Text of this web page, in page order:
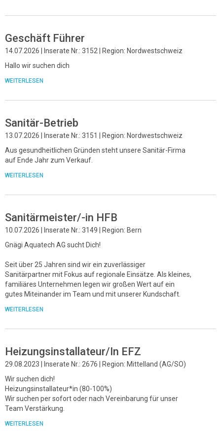
Geschäft Führer
14.07.2026 | Inserate Nr.: 3152 | Region: Nordwestschweiz
Hallo wir suchen dich
WEITERLESEN
Sanitär-Betrieb
13.07.2026 | Inserate Nr.: 3151 | Region: Nordwestschweiz
Aus gesundheitlichen Gründen steht unsere Sanitär-Firma
auf Ende Jahr zum Verkauf.
WEITERLESEN
Sanitärmeister/-in HFB
10.07.2026 | Inserate Nr.: 3149 | Region: Bern
Gnägi Aquatech AG sucht Dich!
Seit über 25 Jahren sind wir ein zuverlässiger
Sanitärpartner mit Fokus auf regionale Einsätze. Als kleines,
familiäres Unternehmen legen wir großen Wert auf ein
gutes Miteinander im Team und mit unserer Kundschaft.
WEITERLESEN
Heizungsinstallateur/In EFZ
29.08.2023 | Inserate Nr.: 2676 | Region: Mittelland (AG/SO)
Wir suchen dich!
Heizungsinstallateur*in (80-100%)
Wir suchen per sofort oder nach Vereinbarung für unser
Team Verstärkung.
WEITERLESEN